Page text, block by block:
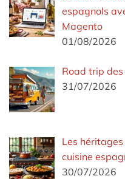
espagnols
Magento
01/08/2026
Road trip
31/07/2026
Les
cuisine
30/07/2026